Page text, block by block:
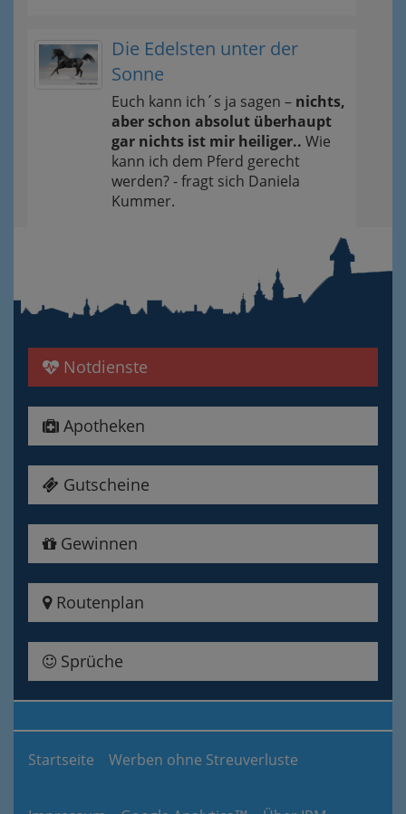
Die Edelsten unter der
Sonne
Euch kann ich´s ja sagen – nichts,
aber schon absolut überhaupt
gar nichts ist mir heiliger.. Wie
kann ich dem Pferd gerecht
werden? - fragt sich Daniela
Kummer.
Notdienste
Apotheken
Gutscheine
Gewinnen
Routenplan
Sprüche
Startseite Werben ohne Streuverluste